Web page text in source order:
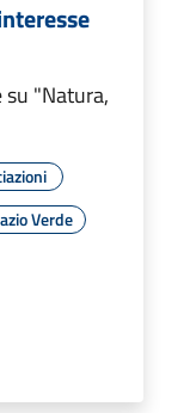
"Natura,
Verde